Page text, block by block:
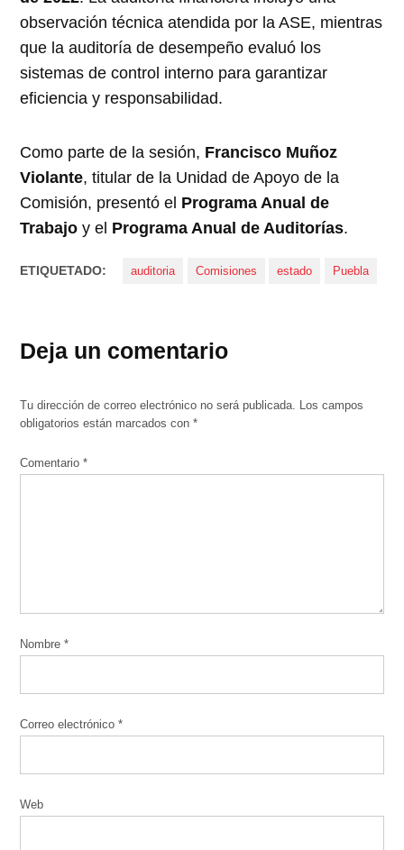
observación técnica atendida por la ASE, mientras
que la auditoría de desempeño evaluó los
sistemas de control interno para garantizar
eficiencia y responsabilidad.
Como parte de la sesión, Francisco Muñoz
Violante, titular de la Unidad de Apoyo de la
Comisión, presentó el Programa Anual de
Trabajo y el Programa Anual de Auditorías.
ETIQUETADO: auditoria Comisiones estado Puebla
Deja un comentario
Tu dirección de correo electrónico no será publicada. Los campos
obligatorios están marcados con*
Comentario*
Nombre*
Correo electrónico*
Web